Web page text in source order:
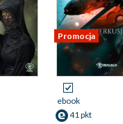
Promocja
ebook
41 pkt